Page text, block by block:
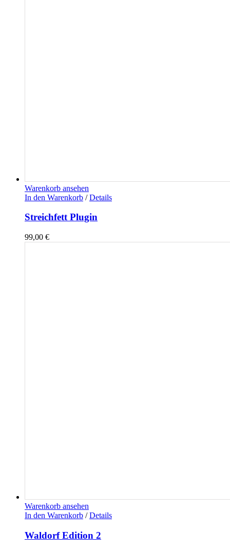
Warenkorb ansehen
In den Warenkorb / Details
Streichfett Plugin
99,00 €
Warenkorb ansehen
In den Warenkorb / Details
Waldorf Edition 2